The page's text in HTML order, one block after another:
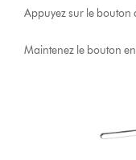
Appuyez sur le bouton
Maintenez le bouton